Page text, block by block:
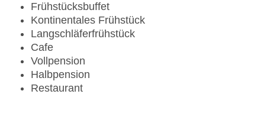
Frühstücksbuffet
Kontinentales Frühstück
Langschläferfrühstück
Cafe
Vollpension
Halbpension
Restaurant